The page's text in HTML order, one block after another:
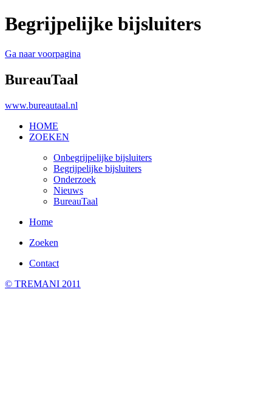
Begrijpelijke bijsluiters
Ga naar voorpagina
BureauTaal
www.bureautaal.nl
HOME
ZOEKEN
Onbegrijpelijke bijsluiters
Begrijpelijke bijsluiters
Onderzoek
Nieuws
BureauTaal
Home
Zoeken
Contact
© TREMANI 2011